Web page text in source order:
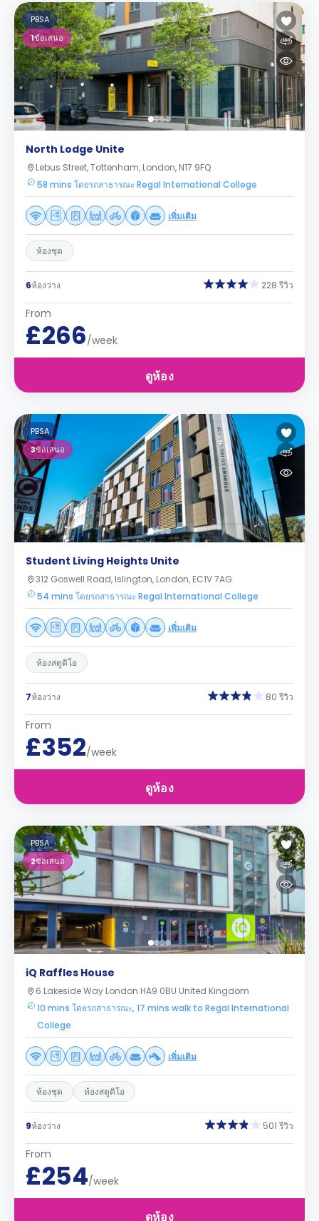
PBSA
1ข้อเสนอ
North Lodge Unite
Lebus Street, Tottenham, London, N17 9FQ
58 mins โดยรถสาธารณะ Regal International College
เพิ่มเติม
ห้องชุด
6ห้องว่าง 228 รีวิว
From
£266/week
ดูห้อง
PBSA
3ข้อเสนอ
Student Living Heights Unite
312 Goswell Road, Islington, London, EC1V 7AG
54 mins โดยรถสาธารณะ Regal International College
เพิ่มเติม
ห้องสตูดิโอ
7ห้องว่าง 80 รีวิว
From
£352/week
ดูห้อง
PBSA
2ข้อเสนอ
iQ Raffles House
6 Lakeside Way London HA9 0BU United Kingdom
10 mins โดยรถสาธารณะ, 17 mins walk to Regal International
College
เพิ่มเติม
ห้องชุด ห้องสตูดิโอ
9ห้องว่าง 501 รีวิว
From
£254/week
ดูห้อง